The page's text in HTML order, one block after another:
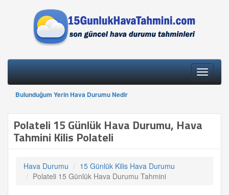
Toggle
Bulunduğum Yerin Hava Durumu Nedir
Polateli 15 Günlük Hava Durumu, Hava
Tahmini Kilis Polateli
Hava Durumu
15 Günlük Kilis Hava Durumu
Polateli 15 Günlük Hava Durumu Tahmini